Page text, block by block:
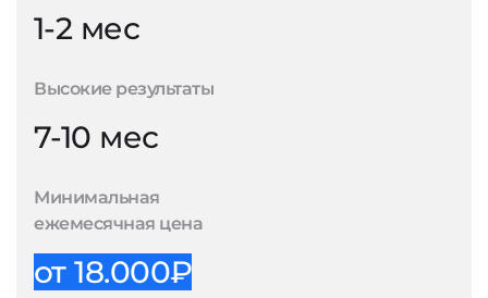
1-2 мес
Высокие результаты
7-10 мес
Минимальная
ежемесячная цена
от 18.000₽